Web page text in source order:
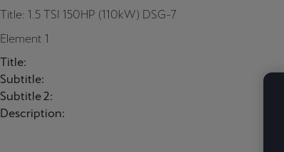
Title: 1.5 TSI 150HP (110kW) DSG-7
Element 1
Title:
Subtitle:
Subtitle 2:
Description: